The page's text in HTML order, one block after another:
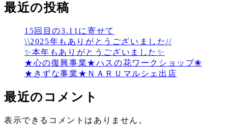
最近の投稿
15回目の3.11に寄せて
\\2025年もありがとうございました//
✨本年もありがとうございました✨
★心の復興事業★ハスの花ワークショップ❀
★きずな事業★ＮＡＲＵマルシェ出店
最近のコメント
表示できるコメントはありません。